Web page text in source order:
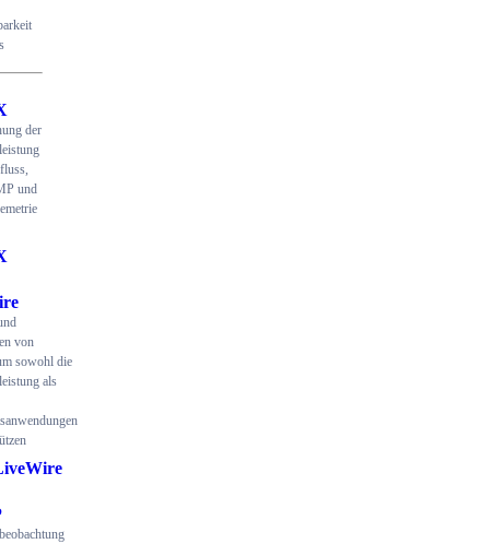
der
und
von
sowohl die
als